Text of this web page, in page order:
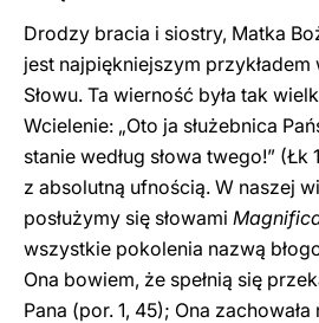
Drodzy bracia i siostry, Matka
jest najpiękniejszym
Słowu. Ta wierność była tak
Wcielenie: „Oto ja służebnica
stanie według słowa twego!” (Łk
z absolutną ufnością. W naszej
posłużymy się słowami
wszystkie pokolenia nazwą
Ona bowiem, że spełnią się
Pana (por. 1, 45); Ona